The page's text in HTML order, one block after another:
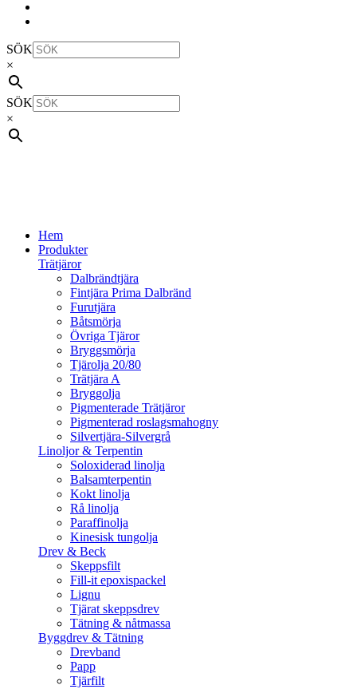
SÖK
×
SÖK
×
Hem
Produkter
Trätjäror
Dalbrändtjära
Fintjära Prima Dalbränd
Furutjära
Båtsmörja
Övriga Tjäror
Bryggsmörja
Tjärolja 20/80
Trätjära A
Bryggolja
Pigmenterade Trätjäror
Pigmenterad roslagsmahogny
Silvertjära-Silvergrå
Linoljor & Terpentin
Soloxiderad linolja
Balsamterpentin
Kokt linolja
Rå linolja
Paraffinolja
Kinesisk tungolja
Drev & Beck
Skeppsfilt
Fill-it epoxispackel
Lignu
Tjärat skeppsdrev
Tätning & nåtmassa
Byggdrev & Tätning
Drevband
Papp
Tjärfilt